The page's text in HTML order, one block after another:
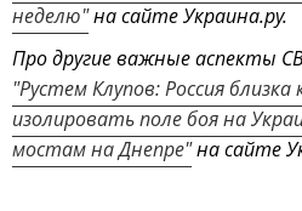
неделю"на сайте Украина.ру.
Про другие важные аспекты
"Рустем Клупов: Россия
изолировать поле боя на
мостам на Днепре"на сайте